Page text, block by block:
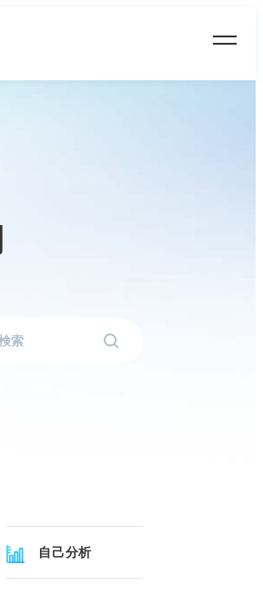
自己分析